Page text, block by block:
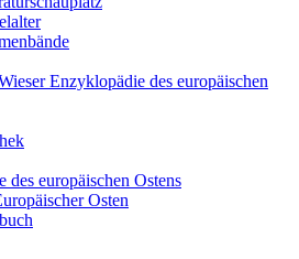
Enzyklopädie des europäischen
des europäischen Ostens
Osten